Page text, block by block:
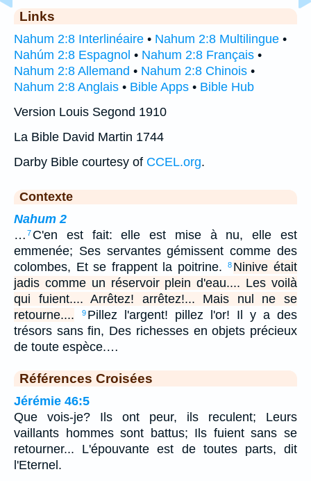
Links
Nahum 2:8 Interlinéaire • Nahum 2:8 Multilingue •
Nahúm 2:8 Espagnol • Nahum 2:8 Français •
Nahum 2:8 Allemand • Nahum 2:8 Chinois •
Nahum 2:8 Anglais • Bible Apps • Bible Hub
Version Louis Segond 1910
La Bible David Martin 1744
Darby Bible courtesy of CCEL.org.
Contexte
Nahum 2
… 7 C'en est fait: elle est mise à nu, elle est
emmenée; Ses servantes gémissent comme des
colombes, Et se frappent la poitrine.
8 Ninive était
jadis comme un réservoir plein d'eau.... Les voilà
qui fuient.... Arrêtez! arrêtez!... Mais nul ne se
retourne....
9 Pillez l'argent! pillez l'or! Il y a des
trésors sans fin, Des richesses en objets précieux
de toute espèce.…
Références Croisées
Jérémie 46:5
Que vois-je? Ils ont peur, ils reculent; Leurs
vaillants hommes sont battus; Ils fuient sans se
retourner... L'épouvante est de toutes parts, dit
l'Eternel.